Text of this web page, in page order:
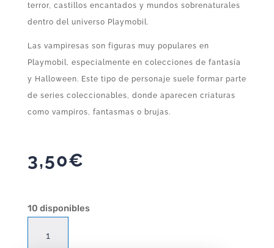
terror, castillos encantados y mundos sobrenaturales
dentro del universo Playmobil.
Las vampiresas son figuras muy populares en
Playmobil, especialmente en colecciones de fantasía
y Halloween. Este tipo de personaje suele formar parte
de series coleccionables, donde aparecen criaturas
como vampiros, fantasmas o brujas.
3,50€
10 disponibles
Playmobil